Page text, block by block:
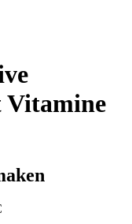
Vitamine